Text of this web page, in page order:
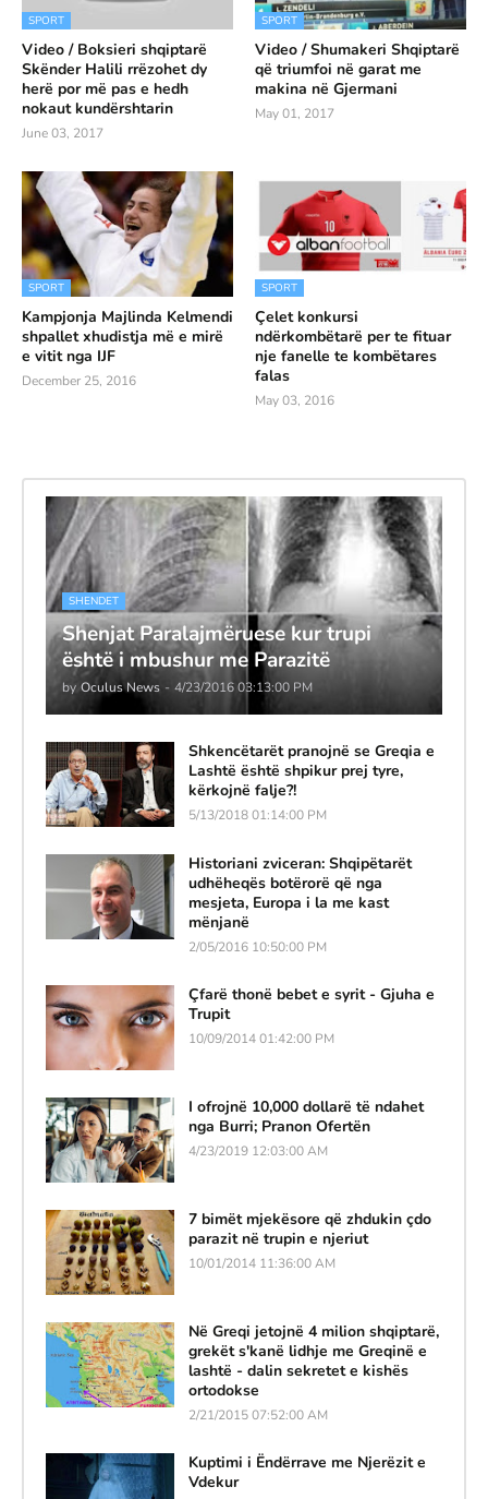
SPORT
Video / Boksieri shqiptarë
Skënder Halili rrëzohet dy
herë por më pas e hedh
nokaut kundërshtarin
June 03, 2017
SPORT
Video / Shumakeri Shqiptarë
që triumfoi në garat me
makina në Gjermani
May 01, 2017
SPORT
Kampjonja Majlinda Kelmendi
shpallet xhudistja më e mirë
e vitit nga IJF
December 25, 2016
SPORT
Çelet konkursi
ndërkombëtarë per te fituar
nje fanelle te kombëtares
falas
May 03, 2016
SHENDET
Shenjat Paralajmëruese kur trupi
është i mbushur me Parazitë
by Oculus News - 4/23/2016 03:13:00 PM
Shkencëtarët pranojnë se Greqia e
Lashtë është shpikur prej tyre,
kërkojnë falje?!
5/13/2018 01:14:00 PM
Historiani zviceran: Shqipëtarët
udhëheqës botërorë që nga
mesjeta, Europa i la me kast
mënjanë
2/05/2016 10:50:00 PM
Çfarë thonë bebet e syrit - Gjuha e
Trupit
10/09/2014 01:42:00 PM
I ofrojnë 10,000 dollarë të ndahet
nga Burri; Pranon Ofertën
4/23/2019 12:03:00 AM
7 bimët mjekësore që zhdukin çdo
parazit në trupin e njeriut
10/01/2014 11:36:00 AM
Në Greqi jetojnë 4 milion shqiptarë,
grekët s'kanë lidhje me Greqinë e
lashtë - dalin sekretet e kishës
ortodokse
2/21/2015 07:52:00 AM
Kuptimi i Ëndërrave me Njerëzit e
Vdekur